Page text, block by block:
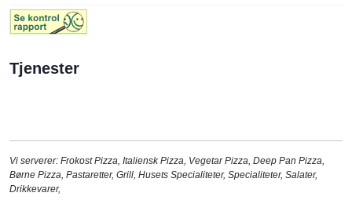
Tjenester
Vi serverer: Frokost Pizza, Italiensk Pizza, Vegetar Pizza, Deep Pan Pizza,
Børne Pizza, Pastaretter, Grill, Husets Specialiteter, Specialiteter, Salater,
Drikkevarer,